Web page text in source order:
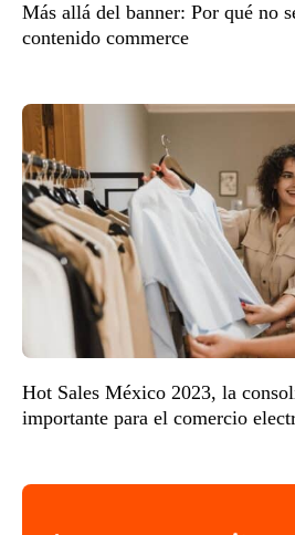
Más allá del banner: Por qué no
contenido commerce
Hot Sales México 2023, la
importante para el comercio